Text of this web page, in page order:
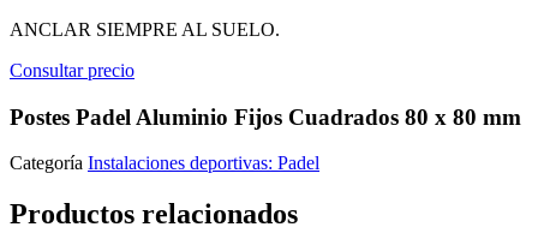
ANCLAR SIEMPRE AL SUELO.
Consultar precio
Postes Padel Aluminio Fijos Cuadrados 80 x 80 mm
Categoría Instalaciones deportivas: Padel
Productos relacionados